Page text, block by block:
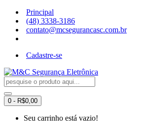
Principal
(48) 3338-3186
contato@mcsegurancasc.com.br
Cadastre-se
0 - R$0,00
Seu carrinho está vazio!